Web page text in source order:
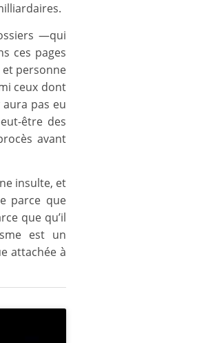
—qui
ces pages
personne
ceux dont
pas eu
être des
avant
insulte, et
parce que
que qu’il
est un
attachée à